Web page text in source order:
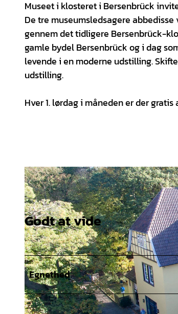
Museet i klosteret i Bersenbrück
De tre museumsledsagere
gennem det tidligere Bersenbrück-
gamle bydel Bersenbrück og i dag
levende i en moderne udstilling.
udstilling.
Hver 1. lørdag i måneden er der gratis
Godt at vide
Egnethed